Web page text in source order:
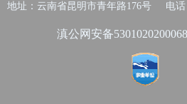
地址：云南省昆明市青年路176号 电话
滇公网安备